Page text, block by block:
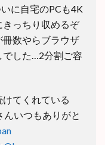
に自宅のPCも4K
っちり収めるぞ
数やらブラウザ
でした…2分割ご容
てくれている
いつもありがと